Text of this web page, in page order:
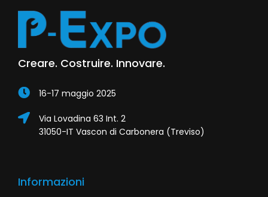
Creare. Costruire. Innovare.
16-17 maggio 2025
Via Lovadina 63 Int. 2
31050-IT Vascon di Carbonera (Treviso)
Informazioni